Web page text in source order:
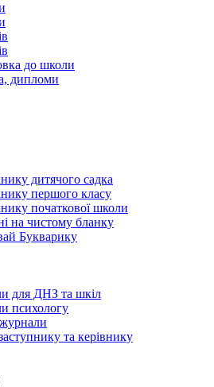
до школи
дипломи
дитячого садка
першого класу
початкової школи
на чистому бланку
Букварику
для ДНЗ та шкіл
психологу
та керівнику